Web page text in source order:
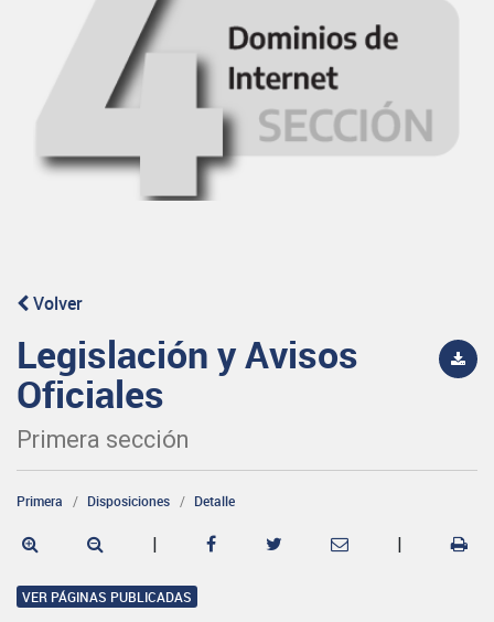
Volver
Legislación y Avisos
Oficiales
Primera sección
Primera Disposiciones Detalle
| |
VER PÁGINAS PUBLICADAS